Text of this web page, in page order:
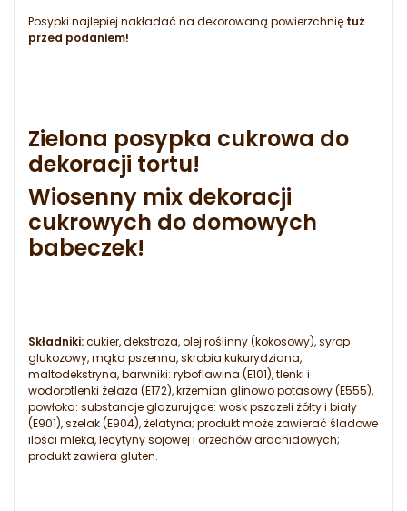
Posypki najlepiej nakładać na dekorowaną powierzchnię tuż
przed podaniem!
Zielona posypka cukrowa do
dekoracji tortu!
Wiosenny mix dekoracji
cukrowych do domowych
babeczek!
Składniki:cukier, dekstroza, olej roślinny (kokosowy), syrop
glukozowy, mąka pszenna, skrobia kukurydziana,
maltodekstryna, barwniki: ryboflawina (E101), tlenki i
wodorotlenki żelaza (E172), krzemian glinowo potasowy (E555),
powłoka: substancje glazurujące: wosk pszczeli żółty i biały
(E901), szelak (E904), żelatyna; produkt może zawierać śladowe
ilości mleka, lecytyny sojowej i orzechów arachidowych;
produkt zawiera gluten.